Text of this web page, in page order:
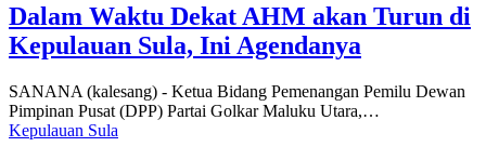
Dalam Waktu Dekat AHM akan Turun di
Kepulauan Sula, Ini Agendanya
SANANA (kalesang) - Ketua Bidang Pemenangan Pemilu Dewan
Pimpinan Pusat (DPP) Partai Golkar Maluku Utara,…
Kepulauan Sula